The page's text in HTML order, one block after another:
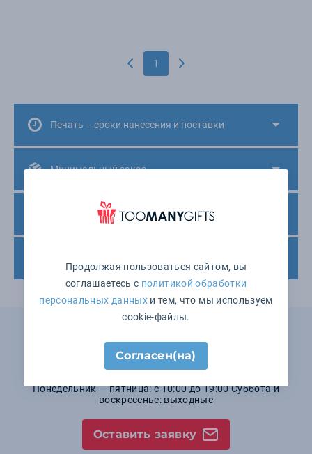
1
Печать – сроки нанесения и поставки
Минимальный заказ
Варианты оплаты
Мы поможем выбрать!
+7 (495) 646-15-52
Понедельник — пятница: с 10:00 до 19:00 Суббота и
воскресенье: выходные
Оставить заявку
Продолжая пользоваться сайтом, вы
соглашаетесь с политикой обработки
персональных данныхи тем, что мы используем
cookie-файлы.
Согласен(на)